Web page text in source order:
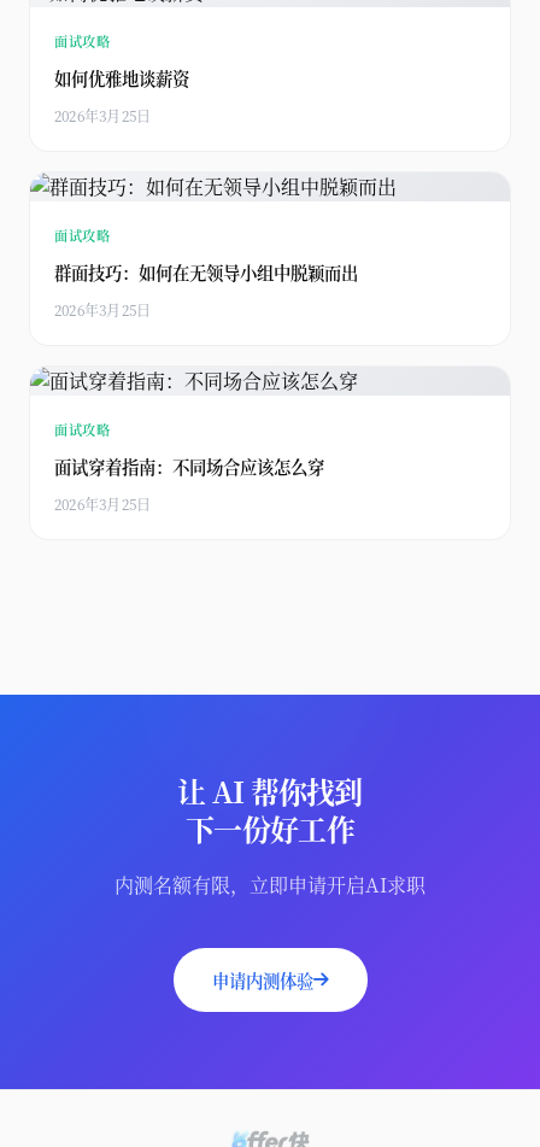
面试攻略
如何优雅地谈薪资
2026年3月25日
面试攻略
群面技巧：如何在无领导小组中脱颖而出
2026年3月25日
面试攻略
面试穿着指南：不同场合应该怎么穿
2026年3月25日
让 AI 帮你找到
下一份好工作
内测名额有限，立即申请开启AI求职
申请内测体验